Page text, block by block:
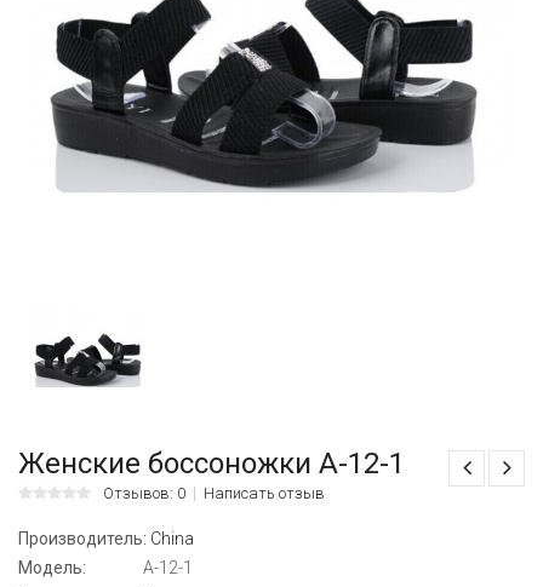
Женские боссоножки A-12-1
Отзывов: 0 Написать отзыв
Производитель: China
Модель:
A-12-1